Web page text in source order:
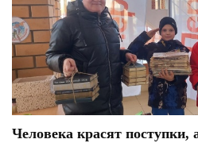
Человека красят поступки,